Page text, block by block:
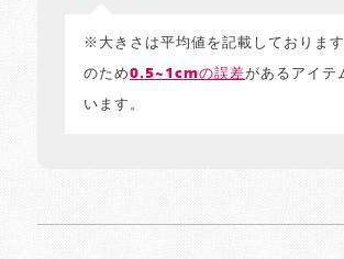
※大きさは平均値を記載しております
のため0.5~1cmの誤差があるアイテ
います。